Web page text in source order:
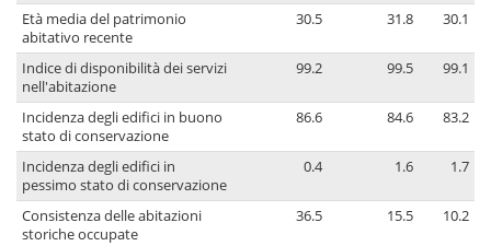
Età media del patrimonio
abitativo recente
30.5 31.8 30.1
Indice di disponibilità dei servizi
nell'abitazione
99.2 99.5 99.1
Incidenza degli edifici in buono
stato di conservazione
86.6 84.6 83.2
Incidenza degli edifici in
pessimo stato di conservazione
0.4 1.6 1.7
Consistenza delle abitazioni
storiche occupate
36.5 15.5 10.2